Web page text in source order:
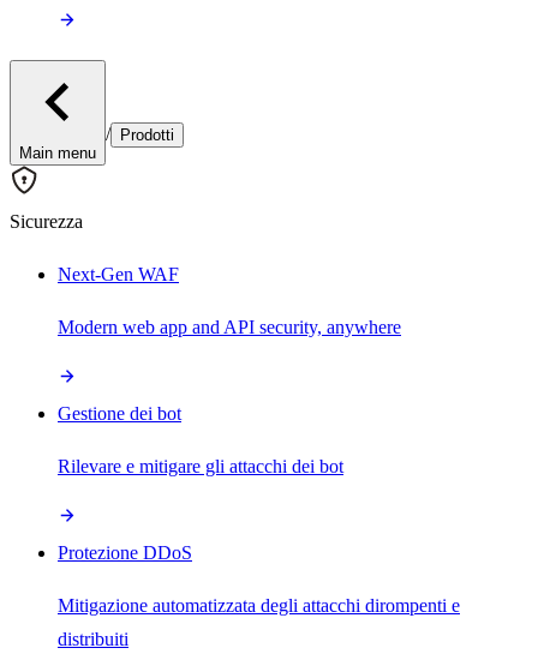
Main menu
/ Prodotti
Sicurezza
Next-Gen WAF
Modern web app and API security, anywhere
Gestione dei bot
Rilevare e mitigare gli attacchi dei bot
Protezione DDoS
Mitigazione automatizzata degli attacchi dirompenti e
distribuiti